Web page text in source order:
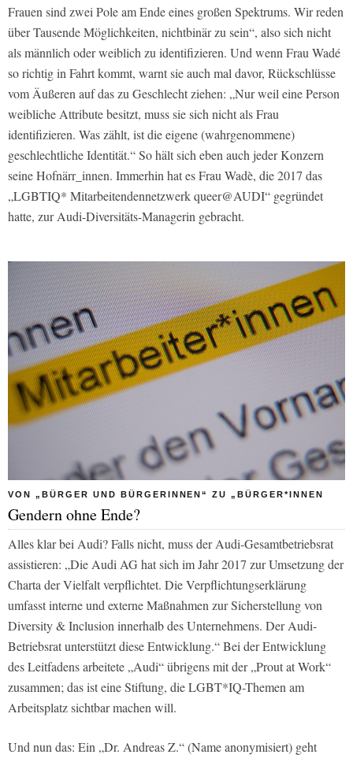
Frauen sind zwei Pole am Ende eines großen Spektrums. Wir reden
über Tausende Möglichkeiten, nichtbinär zu sein“, also sich nicht
als männlich oder weiblich zu identifizieren. Und wenn Frau Wadé
so richtig in Fahrt kommt, warnt sie auch mal davor, Rückschlüsse
vom Äußeren auf das zu Geschlecht ziehen: „Nur weil eine Person
weibliche Attribute besitzt, muss sie sich nicht als Frau
identifizieren. Was zählt, ist die eigene (wahrgenommene)
geschlechtliche Identität.“ So hält sich eben auch jeder Konzern
seine Hofnärr_innen. Immerhin hat es Frau Wadè, die 2017 das
„LGBTIQ* Mitarbeitendennetzwerk queer@AUDI“ gegründet
hatte, zur Audi-Diversitäts-Managerin gebracht.
VON „BÜRGER UND BÜRGERINNEN“ ZU „BÜRGER*INNEN
Gendern ohne Ende?
Alles klar bei Audi? Falls nicht, muss der Audi-Gesamtbetriebsrat
assistieren: „Die Audi AG hat sich im Jahr 2017 zur Umsetzung der
Charta der Vielfalt verpflichtet. Die Verpflichtungserklärung
umfasst interne und externe Maßnahmen zur Sicherstellung von
Diversity & Inclusion innerhalb des Unternehmens. Der Audi-
Betriebsrat unterstützt diese Entwicklung.“ Bei der Entwicklung
des Leitfadens arbeitete „Audi“ übrigens mit der „Prout at Work“
zusammen; das ist eine Stiftung, die LGBT*IQ-Themen am
Arbeitsplatz sichtbar machen will.
Und nun das: Ein „Dr. Andreas Z.“ (Name anonymisiert) geht